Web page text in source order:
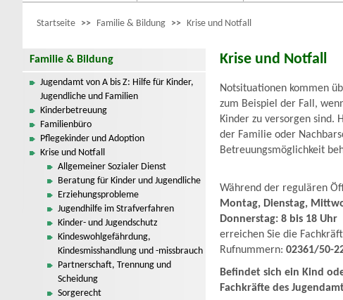
Startseite >> Familie & Bildung >> Krise und Notfall
Familie & Bildung
Jugendamt von A bis Z: Hilfe für Kinder,
Jugendliche und Familien
Kinderbetreuung
Familienbüro
Pflegekinder und Adoption
Krise und Notfall
Allgemeiner Sozialer Dienst
Beratung für Kinder und Jugendliche
Erziehungsprobleme
Jugendhilfe im Strafverfahren
Kinder- und Jugendschutz
Kindeswohlgefährdung,
Kindesmisshandlung und -missbrauch
Partnerschaft, Trennung und
Scheidung
Sorgerecht
Krise und Notfall
Notsituationen kommen
zum Beispiel der Fall,
Kinder zu versorgen sind.
der Familie oder
Betreuungsmöglichkeit
Während der regulären
Montag, Dienstag,
Donnerstag: 8 bis 18 Uhr
erreichen Sie die
Rufnummern: 02361/50-
Befindet sich ein Kind
Fachkräfte des